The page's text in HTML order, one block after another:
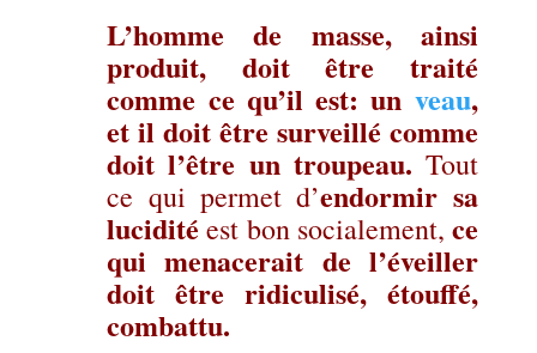
L’homme de masse, ainsi
produit, doit être traité
comme ce qu’il est: un veau,
et il doit être surveillé comme
doit l’être un troupeau. Tout
ce qui permet d’endormir sa
lucidité est bon socialement, ce
qui menacerait de l’éveiller
doit être ridiculisé, étouffé,
combattu.